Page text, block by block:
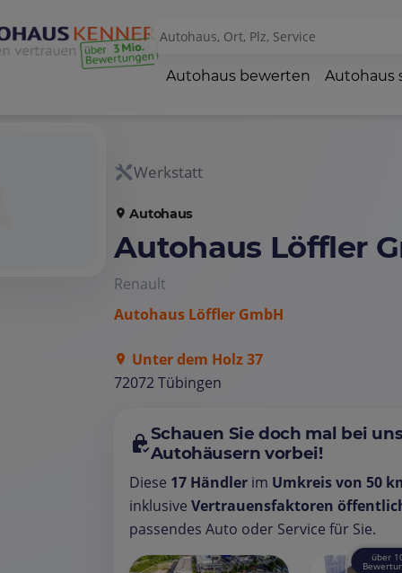
Autohaus bewerten Autohaus
Werkstatt
Autohaus
Autohaus Löffler
Renault
Autohaus Löffler GmbH
Unter dem Holz 37
72072 Tübingen
Schauen Sie doch mal bei
Autohäusern vorbei!
Diese 17 Händler im Umkreis von 50
inklusive Vertrauensfaktoren
passendes Auto oder Service für Sie.
über